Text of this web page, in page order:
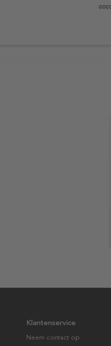
Klantenservice
Neem contact op